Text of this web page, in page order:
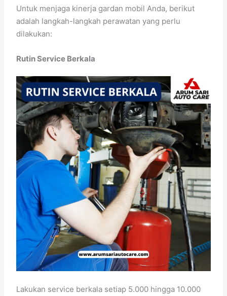
Untuk menjaga kinerja gardan mobil Anda, berikut
adalah langkah-langkah perawatan yang perlu
dilakukan:
Rutin Service Berkala
Lakukan service berkala setiap 5.000 hingga 10.000